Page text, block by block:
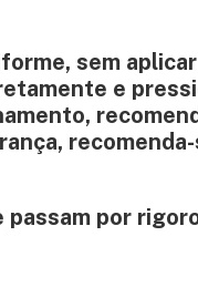
sem
e
recomenda-
passam por